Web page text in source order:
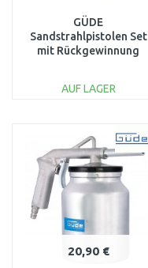
GÜDE
Sandstrahlpistolen Set
mit Rückgewinnung
AUF LAGER
Vergleichen
20,90 €